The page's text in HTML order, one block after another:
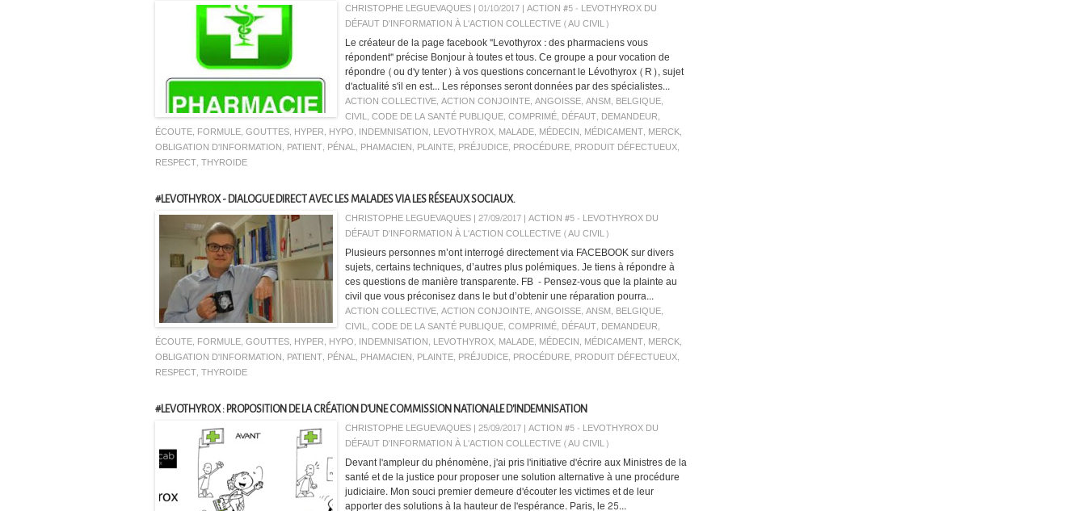
CHRISTOPHE LEGUEVAQUES | 01/10/2017 | ACTION #5 - LEVOTHYROX DU
DÉFAUT D'INFORMATION À L'ACTION COLLECTIVE (AU CIVIL)
Le créateur de la page facebook "Levothyrox : des pharmaciens vous
répondent" précise Bonjour à toutes et tous. Ce groupe a pour vocation de
répondre (ou d'y tenter) à vos questions concernant le Lévothyrox (R), sujet
d'actualité s'il en est... Les réponses seront données par des spécialistes...
ACTION COLLECTIVE, ACTION CONJOINTE, ANGOISSE, ANSM, BELGIQUE,
CIVIL, CODE DE LA SANTÉ PUBLIQUE, COMPRIMÉ, DÉFAUT, DEMANDEUR,
ÉCOUTE, FORMULE, GOUTTES, HYPER, HYPO, INDEMNISATION, LEVOTHYROX, MALADE, MÉDECIN, MÉDICAMENT, MERCK,
OBLIGATION D'INFORMATION, PATIENT, PÉNAL, PHAMACIEN, PLAINTE, PRÉJUDICE, PROCÉDURE, PRODUIT DÉFECTUEUX,
RESPECT, THYROIDE
#LEVOTHYROX - DIALOGUE DIRECT AVEC LES MALADES VIA LES RÉSEAUX SOCIAUX.
CHRISTOPHE LEGUEVAQUES | 27/09/2017 | ACTION #5 - LEVOTHYROX DU
DÉFAUT D'INFORMATION À L'ACTION COLLECTIVE (AU CIVIL)
Plusieurs personnes m’ont interrogé directement via FACEBOOK sur divers
sujets, certains techniques, d’autres plus polémiques. Je tiens à répondre à
ces questions de manière transparente. FB - Pensez-vous que la plainte au
civil que vous préconisez dans le but d’obtenir une réparation pourra...
ACTION COLLECTIVE, ACTION CONJOINTE, ANGOISSE, ANSM, BELGIQUE,
CIVIL, CODE DE LA SANTÉ PUBLIQUE, COMPRIMÉ, DÉFAUT, DEMANDEUR,
ÉCOUTE, FORMULE, GOUTTES, HYPER, HYPO, INDEMNISATION, LEVOTHYROX, MALADE, MÉDECIN, MÉDICAMENT, MERCK,
OBLIGATION D'INFORMATION, PATIENT, PÉNAL, PHAMACIEN, PLAINTE, PRÉJUDICE, PROCÉDURE, PRODUIT DÉFECTUEUX,
RESPECT, THYROIDE
#LEVOTHYROX : PROPOSITION DE LA CRÉATION D'UNE COMMISSION NATIONALE D'INDEMNISATION
CHRISTOPHE LEGUEVAQUES | 25/09/2017 | ACTION #5 - LEVOTHYROX DU
DÉFAUT D'INFORMATION À L'ACTION COLLECTIVE (AU CIVIL)
Devant l'ampleur du phénomène, j'ai pris l'initiative d'écrire aux Ministres de la
santé et de la justice pour proposer une solution alternative à une procédure
judiciaire. Mon souci premier demeure d'écouter les victimes et de leur
apporter des solutions à la hauteur de l'espérance. Paris, le 25...